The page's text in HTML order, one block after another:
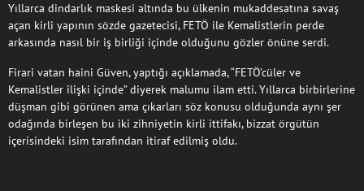
Yıllarca dindarlık maskesi altında bu ülkenin mukaddesatına savaş
açan kirli yapının sözde gazetecisi, FETÖ ile Kemalistlerin perde
arkasında nasıl bir iş birliği içinde olduğunu gözler önüne serdi.
Firari vatan haini Güven, yaptığı açıklamada, “FETÖ’cüler ve
Kemalistler ilişki içinde” diyerek malumu ilam etti. Yıllarca birbirlerine
düşman gibi görünen ama çıkarları söz konusu olduğunda aynı şer
odağında birleşen bu iki zihniyetin kirli ittifakı, bizzat örgütün
içerisindeki isim tarafından itiraf edilmiş oldu.